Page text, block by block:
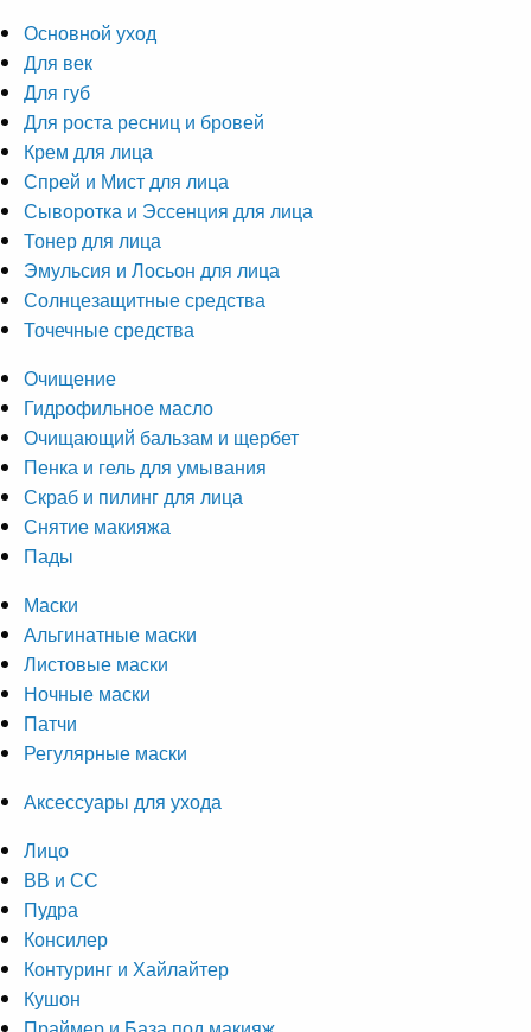
Основной уход
Для век
Для губ
Для роста ресниц и бровей
Крем для лица
Спрей и Мист для лица
Сыворотка и Эссенция для лица
Тонер для лица
Эмульсия и Лосьон для лица
Солнцезащитные средства
Точечные средства
Очищение
Гидрофильное масло
Очищающий бальзам и щербет
Пенка и гель для умывания
Скраб и пилинг для лица
Снятие макияжа
Пады
Маски
Альгинатные маски
Листовые маски
Ночные маски
Патчи
Регулярные маски
Аксессуары для ухода
Лицо
ВВ и СС
Пудра
Консилер
Контуринг и Хайлайтер
Кушон